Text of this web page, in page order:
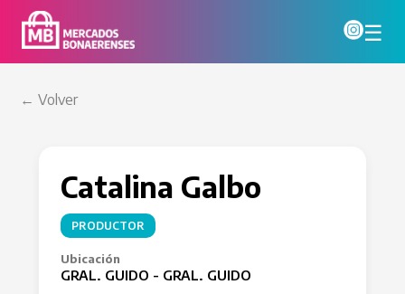
☰
← Volver
Catalina Galbo
PRODUCTOR
Ubicación
GRAL. GUIDO - GRAL. GUIDO